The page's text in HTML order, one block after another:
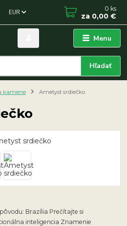
Menu
EUR
Hľadať
0 ks
za 0,00 €
kamene Ametyst srdiečko
Brazília Prečítajte si
inteligencia Znamenie